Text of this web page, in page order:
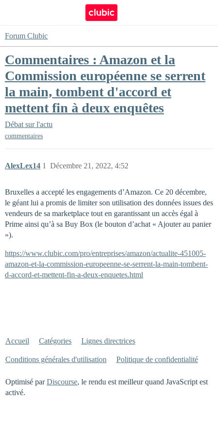
Forum Clubic
Commentaires : Amazon et la
Commission européenne se serrent
la main, tombent d'accord et
mettent fin à deux enquêtes
Débat sur l'actu
commentaires
AlexLex14 Décembre 21, 2022, 4:52
1
Bruxelles a accepté les engagements d’Amazon. Ce 20 décembre,
le géant lui a promis de limiter son utilisation des données issues des
vendeurs de sa marketplace tout en garantissant un accès égal à
Prime ainsi qu’à sa Buy Box (le bouton d’achat « Ajouter au panier
»).
https://www.clubic.com/pro/entreprises/amazon/actualite-451005-
amazon-et-la-commission-europeenne-se-serrent-la-main-tombent-
d-accord-et-mettent-fin-a-deux-enquetes.html
Accueil Catégories Lignes directrices
Conditions générales d'utilisation Politique de confidentialité
Optimisé parDiscourse, le rendu est meilleur quand JavaScript est
activé.